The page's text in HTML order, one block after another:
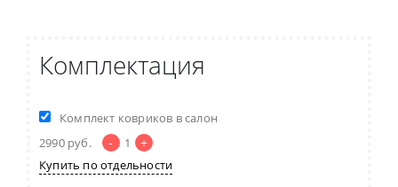
Комплектация
Комплект ковриков в салон
2990 руб. - 1 +
Купить по отдельности